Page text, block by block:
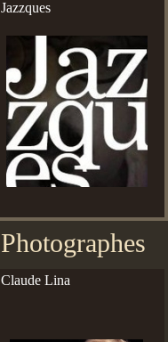
Jazzques
Photographes
Claude Lina